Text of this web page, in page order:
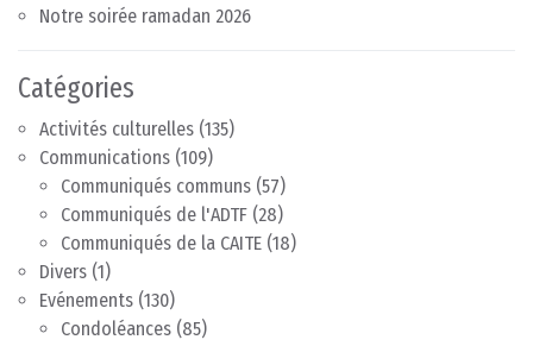
Notre soirée ramadan 2026
Catégories
Activités culturelles (135)
Communications (109)
Communiqués communs (57)
Communiqués de l'ADTF (28)
Communiqués de la CAITE (18)
Divers (1)
Evénements (130)
Condoléances (85)